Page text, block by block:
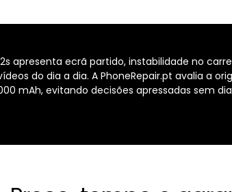
apresenta ecrã partido, instabilidade no
do dia a dia. A PhoneRepair.pt avalia a
mAh, evitando decisões apressadas sem